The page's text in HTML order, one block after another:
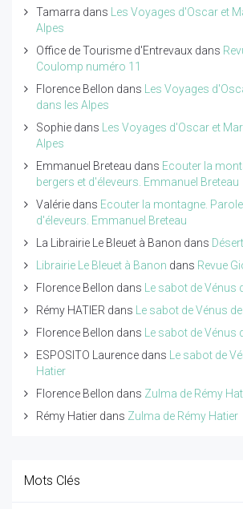
Tamarra dans
Les Voyages d'Oscar et
Alpes
Office de Tourisme d'Entrevaux dans
Coulomp numéro 11
Florence Bellon dans
Les Voyages
dans les Alpes
Sophie dans
Les Voyages d'Oscar et
Alpes
Emmanuel Breteau dans Ecouter la
bergers et d'éleveurs. Emmanuel Breteau
Valérie dans Ecouter la montagne.
d'éleveurs. Emmanuel Breteau
La Librairie Le Bleuet à Banon dans
Librairie Le Bleuet à Banon dans Revue
Florence Bellon dans
Le sabot de Vénus
Rémy HATIER dans
Le sabot de Vénus
Florence Bellon dans
Le sabot de Vénus
ESPOSITO Laurence dans
Le sabot de
Hatier
Florence Bellon dans Zulma de Rémy
Rémy Hatier dans Zulma de Rémy Hatier
Mots Clés